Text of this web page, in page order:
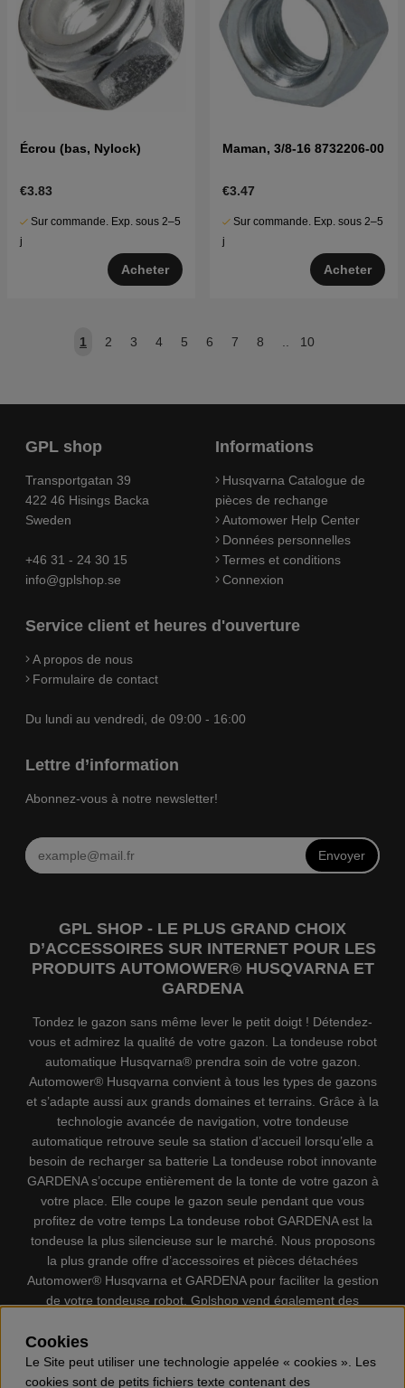
Écrou (bas, Nylock)
€3.83
Sur commande. Exp. sous 2–5
j
Acheter
Maman, 3/8-16 8732206-00
€3.47
Sur commande. Exp. sous 2–5
j
Acheter
1 2 3 4 5 6 7 8 10
GPL shop
Transportgatan 39
422 46 Hisings Backa
Sweden
+46 31 - 24 30 15
info@gplshop.se
Informations
Husqvarna Catalogue de
pièces de rechange
Automower Help Center
Données personnelles
Termes et conditions
Connexion
Service client et heures d'ouverture
A propos de nous
Formulaire de contact
Du lundi au vendredi, de 09:00 - 16:00
Lettre d’information
Abonnez-vous à notre newsletter!
Envoyer
GPL SHOP - LE PLUS GRAND CHOIX
D’ACCESSOIRES SUR INTERNET POUR LES
PRODUITS AUTOMOWER® HUSQVARNA ET
GARDENA
Tondez le gazon sans même lever le petit doigt ! Détendez-
vous et admirez la qualité de votre gazon. La tondeuse robot
automatique Husqvarna® prendra soin de votre gazon.
Automower® Husqvarna convient à tous les types de gazons
et s’adapte aussi aux grands domaines et terrains. Grâce à la
technologie avancée de navigation, votre tondeuse
automatique retrouve seule sa station d’accueil lorsqu’elle a
besoin de recharger sa batterie La tondeuse robot innovante
GARDENA s’occupe entièrement de la tonte de votre gazon à
votre place. Elle coupe le gazon seule pendant que vous
profitez de votre temps La tondeuse robot GARDENA est la
tondeuse la plus silencieuse sur le marché. Nous proposons
la plus grande offre d’accessoires et pièces détachées
Automower® Husqvarna et GARDENA pour faciliter la gestion
de votre tondeuse robot. Gplshop vend également des
individuel, Coupe-bordures, Débroussailleuses, Taille haies,
Motoculteurs, Souffleur, Souffleuses à neige, Nettoyeurs
haute pression, Aspirateur, Découpeuses, Haches, Outils
Cookies
Le Site peut utiliser une technologie appelée « cookies ». Les
cookies sont de petits fichiers texte contenant des